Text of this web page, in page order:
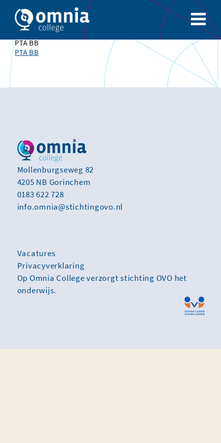
PTA BB
PTA BB
Mollenburgseweg 82
4205 NB Gorinchem
0183 622 728
info.omnia@stichtingovo.nl
Vacatures
Privacyverklaring
Op Omnia College verzorgt stichting OVO het
onderwijs.